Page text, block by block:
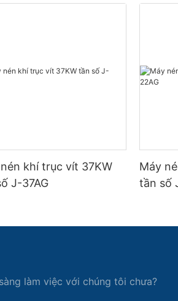
khí trục vít 37KW
J-37AG
Máy
tần số
làm việc với chúng tôi chưa?